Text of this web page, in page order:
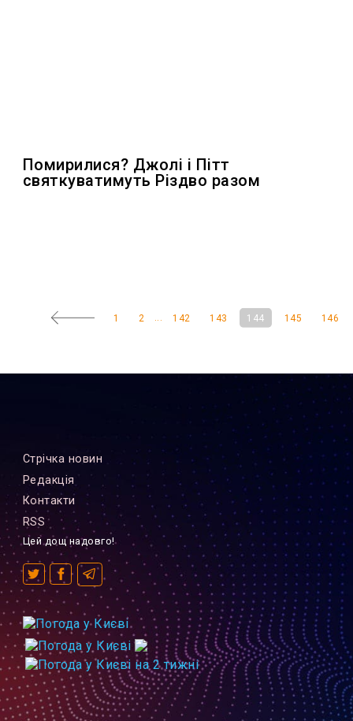
Помирилися? Джолі і Пітт
святкуватимуть Різдво разом
1 2 142 143 144 145 146
Стрiчка новин
Редакцiя
Контакти
RSS
Цей дощ надовго!